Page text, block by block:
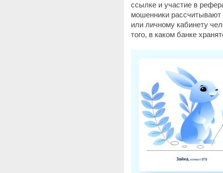
ссылке и участие в
мошенники
или личному кабинету
того, в каком банке